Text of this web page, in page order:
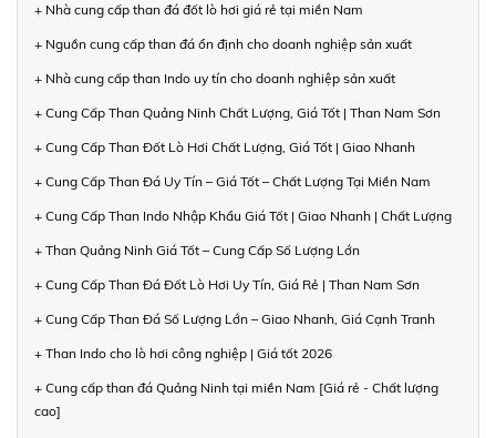
+ Nhà cung cấp than đá đốt lò hơi giá rẻ tại miền Nam
+ Nguồn cung cấp than đá ổn định cho doanh nghiệp sản xuất
+ Nhà cung cấp than Indo uy tín cho doanh nghiệp sản xuất
+ Cung Cấp Than Quảng Ninh Chất Lượng, Giá Tốt | Than Nam Sơn
+ Cung Cấp Than Đốt Lò Hơi Chất Lượng, Giá Tốt | Giao Nhanh
+ Cung Cấp Than Đá Uy Tín – Giá Tốt – Chất Lượng Tại Miền Nam
+ Cung Cấp Than Indo Nhập Khẩu Giá Tốt | Giao Nhanh | Chất Lượng
+ Than Quảng Ninh Giá Tốt – Cung Cấp Số Lượng Lớn
+ Cung Cấp Than Đá Đốt Lò Hơi Uy Tín, Giá Rẻ | Than Nam Sơn
+ Cung Cấp Than Đá Số Lượng Lớn – Giao Nhanh, Giá Cạnh Tranh
+ Than Indo cho lò hơi công nghiệp | Giá tốt 2026
+ Cung cấp than đá Quảng Ninh tại miền Nam [Giá rẻ - Chất lượng
cao]